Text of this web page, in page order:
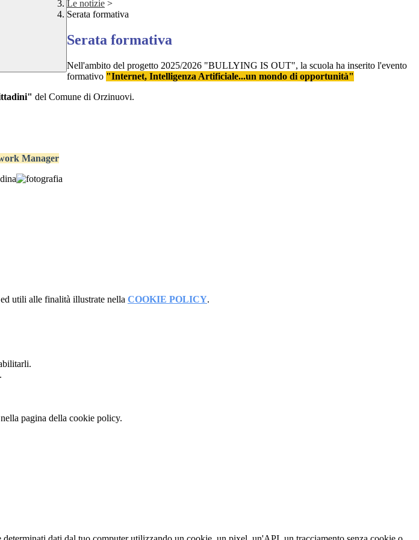
Le notizie >
Serata formativa
Serata formativa
Nell'ambito del progetto 2025/2026 "BULLYING IS OUT", la scuola ha inserito l'evento
formativo "Internet, Intelligenza Artificiale...un mondo di opportunità"
del Comune di Orzinuovi.
Manager
utili alle finalità illustrate nella COOKIE POLICY.
.
pagina della cookie policy.